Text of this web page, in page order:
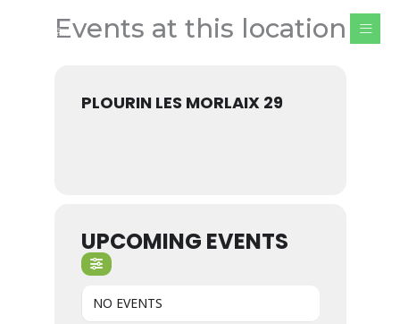
Events at this location
PLOURIN LES MORLAIX 29
UPCOMING EVENTS
NO EVENTS